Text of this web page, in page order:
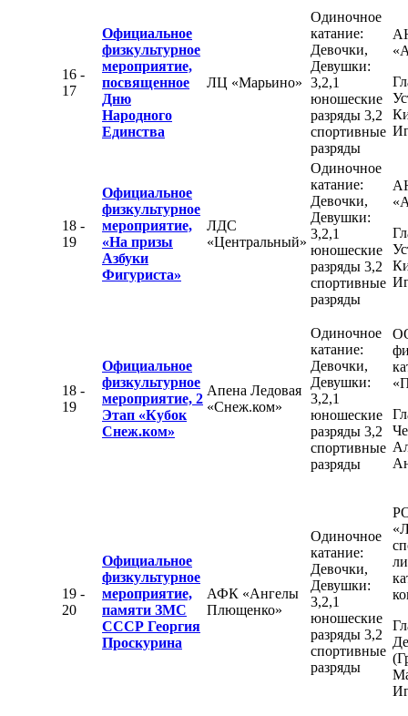
16 -
17
Официальное
физкультурное
мероприятие,
посвященное
Дню
Народного
Единства
ЛЦ «Марьино»
Одиночное
катание:
Девочки,
Девушки:
3,2,1
юношеские
разряды 3,2
спортивные
разряды
18 -
19
Официальное
физкультурное
мероприятие,
«На призы
Азбуки
Фигуриста»
ЛДС
«Центральный»
Одиночное
катание:
Девочки,
Девушки:
3,2,1
юношеские
разряды 3,2
спортивные
разряды
18 -
19
Официальное
физкультурное
мероприятие, 2
Этап «Кубок
Снеж.ком»
Апена Ледовая
«Снеж.ком»
Одиночное
катание:
Девочки,
Девушки:
3,2,1
юношеские
разряды 3,2
спортивные
разряды
19 -
20
Официальное
физкультурное
мероприятие,
памяти ЗМС
СССР Георгия
Проскурина
АФК «Ангелы
Плющенко»
Одиночное
катание:
Девочки,
Девушки:
3,2,1
юношеские
разряды 3,2
спортивные
разряды